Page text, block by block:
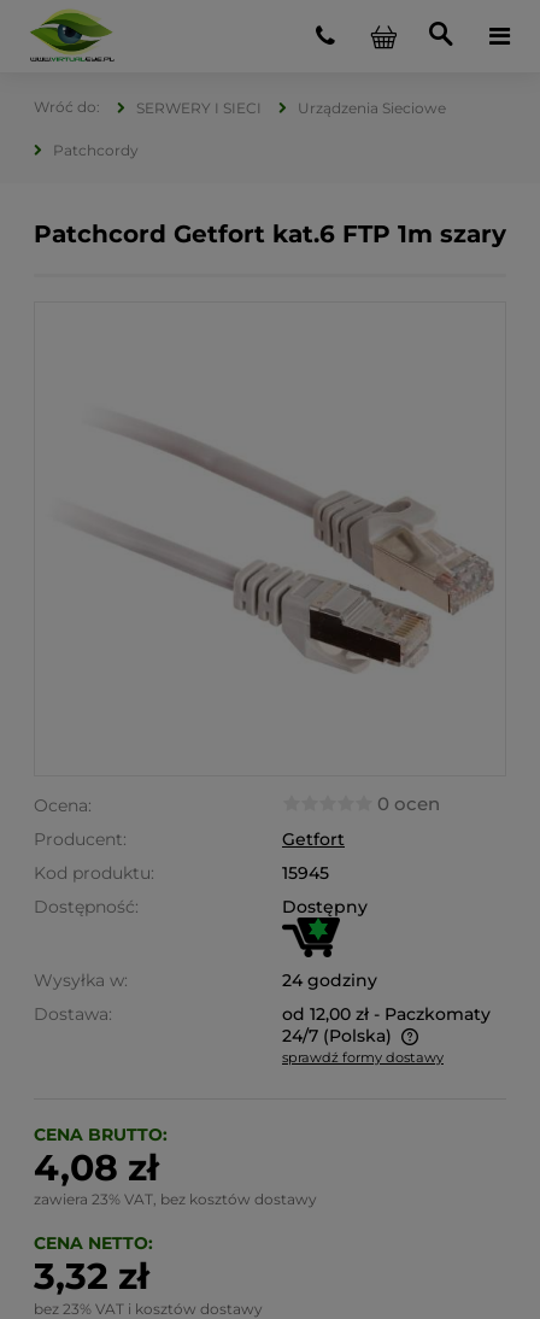
SERWERY I SIECI Urządzenia Sieciowe
Patchcordy
Patchcord Getfort kat.6 FTP 1m szary
Ocena: 0 ocen
Producent:
Getfort
Kod produktu:
15945
Dostępność:
Dostępny
Wysyłka w:
24 godziny
Dostawa:
od 12,00 zł - Paczkomaty
24/7 (Polska)
Cena nie zawiera ewentualnych kosztów płatności
sprawdź formy dostawy
CENA BRUTTO:
4,08 zł
zawiera 23% VAT, bez kosztów dostawy
CENA NETTO:
3,32 zł
bez 23% VAT i kosztów dostawy